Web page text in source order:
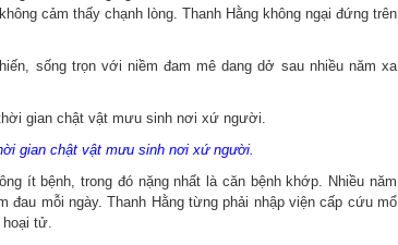
cảm thấy chạnh lòng. Thanh Hằng không ngại đứng trên
sống trọn với niềm đam mê dang dở sau nhiều năm xa
gian chật vật mưu sinh nơi xứ người.
ít bệnh, trong đó nặng nhất là căn bệnh khớp. Nhiều năm
đau mỗi ngày. Thanh Hằng từng phải nhập viện cấp cứu mổ
tử.